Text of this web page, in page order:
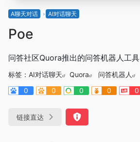
A聊天对话 AI对话聊天
Poe
问答社区Quora推出的问答机器人工具
标签： AI对话聊天 Quora
问答机器人
0
0 0 0 0
链接直达